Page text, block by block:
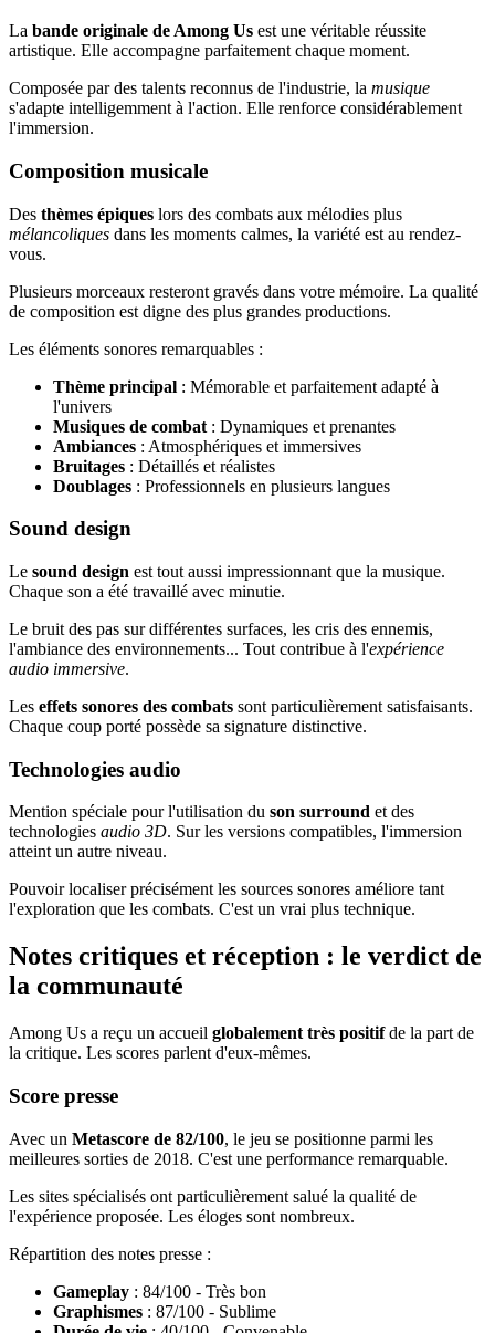
La bande originale de Among Us est une véritable réussite
artistique. Elle accompagne parfaitement chaque moment.
Composée par des talents reconnus de l'industrie, la musique
s'adapte intelligemment à l'action. Elle renforce considérablement
l'immersion.
Composition musicale
Des thèmes épiques lors des combats aux mélodies plus
mélancoliques dans les moments calmes, la variété est au rendez-
vous.
Plusieurs morceaux resteront gravés dans votre mémoire. La qualité
de composition est digne des plus grandes productions.
Les éléments sonores remarquables :
Thème principal : Mémorable et parfaitement adapté à
l'univers
Musiques de combat : Dynamiques et prenantes
Ambiances : Atmosphériques et immersives
Bruitages : Détaillés et réalistes
Doublages : Professionnels en plusieurs langues
Sound design
Le sound design est tout aussi impressionnant que la musique.
Chaque son a été travaillé avec minutie.
Le bruit des pas sur différentes surfaces, les cris des ennemis,
l'ambiance des environnements... Tout contribue à l'expérience
audio immersive.
Les effets sonores des combats sont particulièrement satisfaisants.
Chaque coup porté possède sa signature distinctive.
Technologies audio
Mention spéciale pour l'utilisation du son surround et des
technologies audio 3D. Sur les versions compatibles, l'immersion
atteint un autre niveau.
Pouvoir localiser précisément les sources sonores améliore tant
l'exploration que les combats. C'est un vrai plus technique.
Notes critiques et réception : le verdict de
la communauté
Among Us a reçu un accueil globalement très positifde la part de
la critique. Les scores parlent d'eux-mêmes.
Score presse
Avec un Metascore de 82/100, le jeu se positionne parmi les
meilleures sorties de 2018. C'est une performance remarquable.
Les sites spécialisés ont particulièrement salué la qualité de
l'expérience proposée. Les éloges sont nombreux.
Répartition des notes presse :
Gameplay : 84/100 - Très bon
Graphismes : 87/100 - Sublime